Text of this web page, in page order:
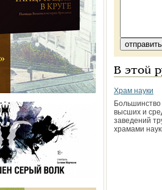
В этой
Храм науки
Большинство
высших и
заведений
храмами